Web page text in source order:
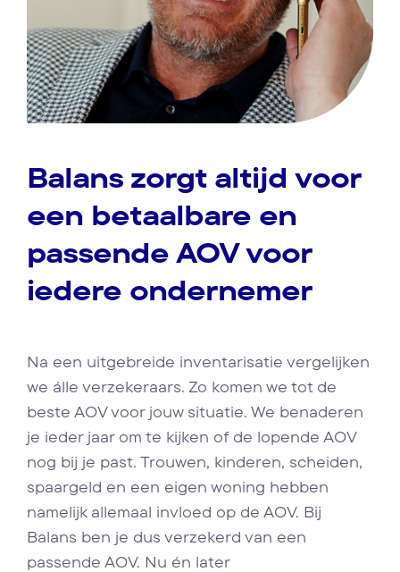
Balans zorgt altijd voor
een betaalbare en
passende AOV voor
iedere ondernemer
Na een uitgebreide inventarisatie vergelijken
we álle verzekeraars. Zo komen we tot de
beste AOV voor jouw situatie. We benaderen
je ieder jaar om te kijken of de lopende AOV
nog bij je past. Trouwen, kinderen, scheiden,
spaargeld en een eigen woning hebben
namelijk allemaal invloed op de AOV. Bij
Balans ben je dus verzekerd van een
passende AOV. Nu én later